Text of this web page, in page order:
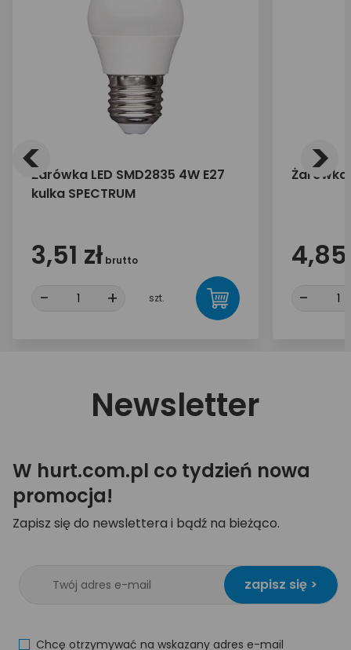
Żarówka LED SMD2835 4W E27
kulka SPECTRUM
3,51 zł brutto
- + szt.
Żarówka
4,85
-
< >
Newsletter
W hurt.com.pl co tydzień nowa
promocja!
Zapisz się do newslettera i bądź na bieżąco.
zapisz się >
Chcę otrzymywać na wskazany adres e-mail